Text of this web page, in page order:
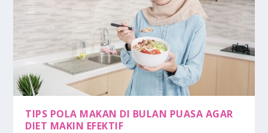
TIPS POLA MAKAN DI BULAN PUASA AGAR
DIET MAKIN EFEKTIF